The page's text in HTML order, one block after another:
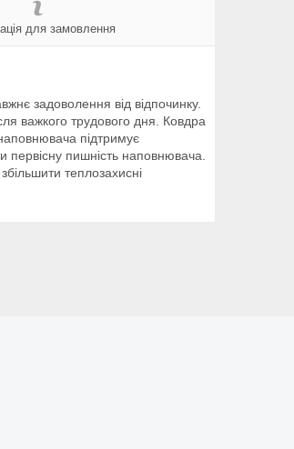
для замовлення
задоволення від відпочинку.
важкого трудового дня. Ковдра
підтримує
пишність наповнювача.
теплозахисні